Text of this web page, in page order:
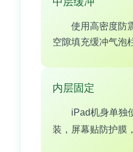
使用高密度防
空隙填充缓冲气泡
内层固定
iPad机身单独
装，屏幕贴防护膜